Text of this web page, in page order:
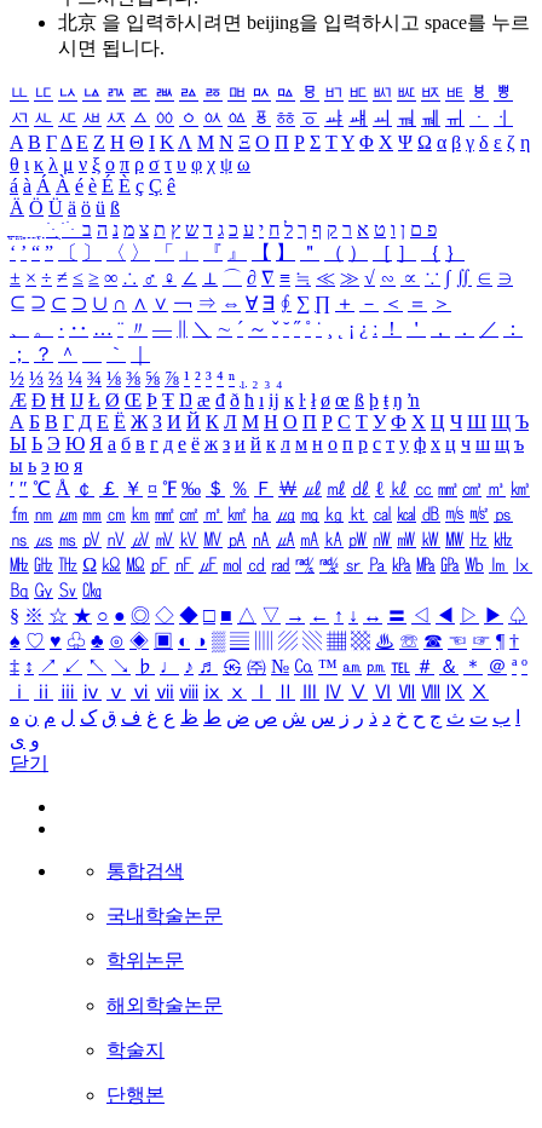
北京 을 입력하시려면 beijing을 입력하시고 space를 누르
시면 됩니다.
ㅥ ㅦ ㅧ ㅨ ㅩ ㅪ ㅫ ㅬ ㅭ ㅮ ㅯ ㅰ ㅱ ㅲ ㅳ ㅴ ㅵ ㅶ ㅷ ㅸ
ㅹ
ㅺ ㅻ ㅼ ㅽ ㅾ ㅿ ㆀ ㆁ ㆂ ㆃ ㆄ ㆅ ㆆ ㆇ ㆈ ㆉ ㆊ ㆋ ㆌ ㆍ
ㆎ
Α Β ΓΔ Ε Ζ Η Θ Ι ΚΛ Μ Ν Ξ Ο Π Ρ Σ ΤΥ Φ Χ Ψ Ω α β γ δ ε ζ η
θ ι κ λ μ ν ξ ο π ρ σ τ υ φ χ ψ ω
á à Á À é è É È ç Ç ê
Ä Ö Ü ä ö ü ß
ִֶֹ ֻּ ׁׂ פ ם ן ו ט א ר ק ף ך ל ח י ע כ ג ד ש ץ ת צ מ נ ה ב
‘ ’ “ ” 〔 〕 〈 〉 「 」 『 』 【 】 ＂ （ ） ［ ］ ｛ ｝
± × ÷ ≠ ≤ ≥ ∞ ∴ ♂ ♀ ∠ ⊥ ⌒ ∂ ∇ ≡ ≒ ≪ ≫ √ ∽ ∝ ∵ ∫ ∬ ∈ ∋
⊆ ⊇ ⊂ ⊃ ∪ ∩ ∧ ∨ ￢ ⇒ ⇔ ∀ ∃ ∮ ∑ ∏ ＋ － ＜ ＝
＞
、
。 · ‥ … ¨ 〃 ― ＼ ∼ ´ ～ ˇ ˘ ˝ ˚ ˙ ¸ ¡ ¿ ː ！ ＇ ， ． ／
：
；
？ ＾ ｀
½ ⅓ ⅔ ¼ ¾ ⅛ ⅜ ⅝ ⅞ ¹ ² ³ ⁴ ⁿ ₁ ₂ ₃ ₄
Æ Ð Ħ Ĳ Ł Ø Œ Þ Ŧ Ŋ æ đ ð ħ ı ĳ ĸ ŀ ł ø œ ß þ ŧ ŋ ŉ
А Б В Г Д Е Ё Ж З И Й К Л М Н О П Р С Т У Ф Х Ц Ч Ш Щ Ъ
Ы Ь Э Ю Я а б в г д е ё ж з и й к л м н о п р с т у ф х ц ч ш щ ъ
ы ь э ю я
′ ″ ℃ Å ￠ ￡ ￥ ¤ ℉ ‰ ＄ ％ Ｆ ￦ ㎕ ㎖ ㎗ ℓ ㎘ ㏄ ㎣ ㎤ ㎥ ㎦
㎙ ㎚ ㎛ ㎜ ㎝ ㎞ ㎟ ㎠ ㎡ ㎢ ㏊ ㎍ ㎎ ㎏ ㏏ ㎈ ㎉ ㏈ ㎧ ㎨ ㎰
㎱ ㎲ ㎳ ㎴ ㎵ ㎶ ㎷ ㎸ ㎹ ㎀ ㎁ ㎂ ㎃ ㎄ ㎺ ㎻ ㎽ ㎾ ㎿ ㎐ ㎑
㎒ ㎓ ㎔ Ω ㏀ ㏁ ㎊ ㎋ ㎌ ㏖ ㏅ ㎭ ㎮ ㎯ ㏛ ㎩ ㎪ ㎫ ㎬ ㏝ ㏐
㏓
㏃ ㏉ ㏜ ㏆
§ ※ ☆ ★ ○ ● ◎ ◇ ◆ □ ■ △ ▽ → ← ↑ ↓ ↔ 〓 ◁ ◀ ▷ ▶ ♤
♠ ♡ ♥ ♧ ♣ ⊙ ◈ ▣ ◐ ◑ ▒ ▤ ▨ ▧ ▦ ▩ ♨ ☏ ☎ ☜ ☞ ¶ †
‡ ↕ ↗ ↙ ↖ ↘ ♭ ♩ ♪ ♬ ㉿ ㈜ № ㏇ ™ ㏂ ㏘ ℡ ＃ ＆ ＊ ＠ ª º
ⅰ
ⅱ ⅲ ⅳ ⅴ ⅵ ⅶ ⅷ ⅸ ⅹ Ⅳ Ⅴ Ⅵ Ⅶ Ⅷ Ⅸ Ⅹ
ب ت ث ج ح خ د ذ ر ز س ش ص ض ط ظ ع غ ف ق ک ل م ن ه
و ی
닫기
통합검색
국내학술논문
학위논문
해외학술논문
학술지
단행본